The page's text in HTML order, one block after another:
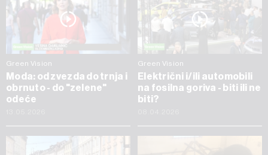
Green Vision
Moda: od zvezda do trnja i
obrnuto - do "zelene"
odeće
Green Vision
Električni i/ili automobili
na fosilna goriva - biti ili ne
biti?